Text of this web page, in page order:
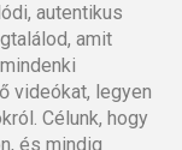
autentikus
amit
videókat, legyen
Célunk, hogy
és mindig